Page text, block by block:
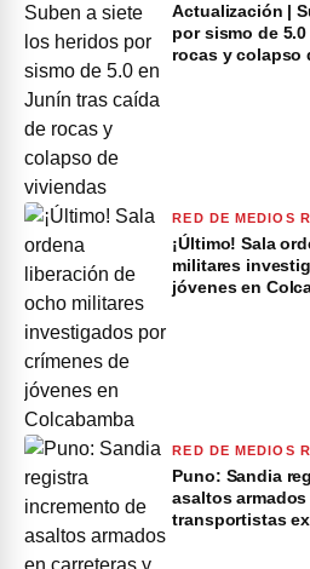
Actualización |
por sismo de
rocas y colapso
RED DE MEDIOS
¡Último! Sala
militares
jóvenes en
RED DE MEDIOS
Puno: Sandia
asaltos
transportistas